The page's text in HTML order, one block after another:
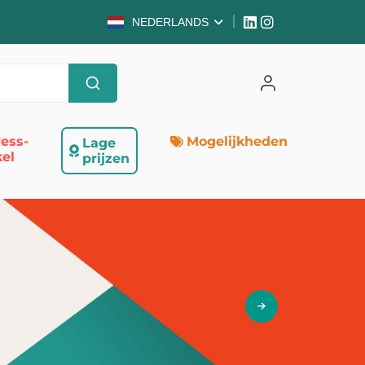
NEDERLANDS
Lage
prijzen
Mogelijkheden